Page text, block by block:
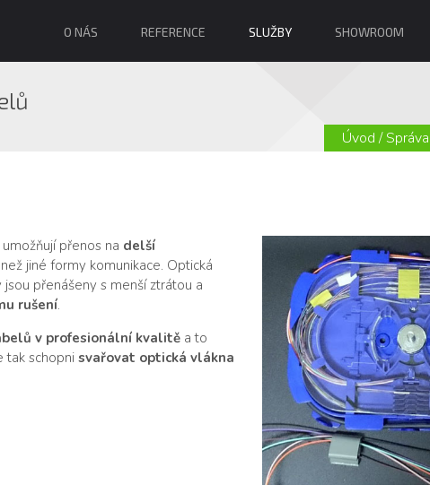
O NÁS REFERENCE SLUŽBY SHOWROOM
Úvod/
přenos na delší
jiné formy komunikace. Optická
přenášeny s menší ztrátou a
rušení.
v profesionální kvalitě a to
tak schopni svařovat optická vlákna